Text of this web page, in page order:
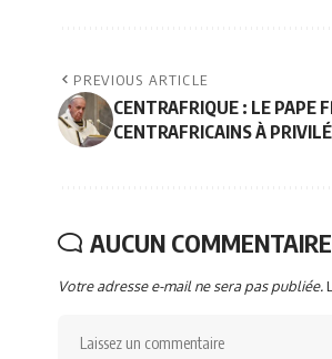
PREVIOUS ARTICLE
CENTRAFRIQUE : LE PAPE
CENTRAFRICAINS À
AUCUN COMMENTAIRE
Votre adresse e-mail ne sera pas publiée.